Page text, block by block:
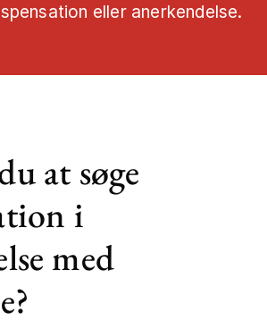
eller anerkendelse.
at søge
i
med